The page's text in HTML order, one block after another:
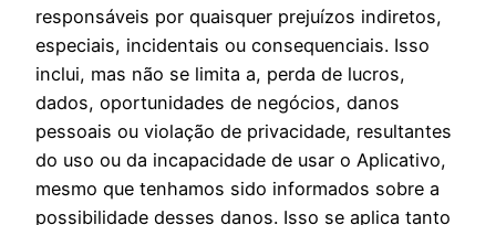
responsáveis por quaisquer prejuízos indiretos,
especiais, incidentais ou consequenciais. Isso
inclui, mas não se limita a, perda de lucros,
dados, oportunidades de negócios, danos
pessoais ou violação de privacidade, resultantes
do uso ou da incapacidade de usar o Aplicativo,
mesmo que tenhamos sido informados sobre a
possibilidade desses danos. Isso se aplica tanto